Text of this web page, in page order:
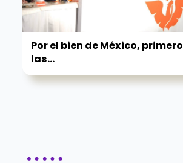
Por el bien de México, primero
las...